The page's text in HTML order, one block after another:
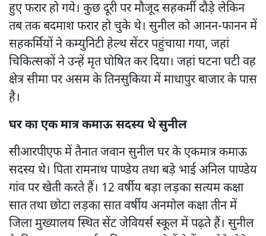
हुए फरार हो गये। कुछ दूरी पर मौजूद सहकर्मी दौड़े लेकिन
तब तक बदमाश फरार हो चुके थे। सुनील को आनन-फानन में
सहकर्मियों ने कम्युनिटी हेल्थ सेंटर पहुंचाया गया, जहां
चिकित्सकों ने उन्हें मृत घोषित कर दिया। जहां घटना घटी वह
क्षेत्र सीमा पर असम के तिनसुकिया में माधापुर बाजार के पास
है।
घर का एक मात्र कमाऊ सदस्य थे सुनील
सीआरपीएफ में तैनात जवान सुनील घर के एकमात्र कमाऊ
सदस्य थे। पिता रामनाथ पाण्डेय तथा बड़े भाई अनिल पाण्डेय
गांव पर खेती करते हैं। 12 वर्षीय बड़ा लड़का सत्यम कक्षा
सात तथा छोटा लड़का सात वर्षीय अनमोल कक्षा तीन में
जिला मुख्यालय स्थित सेंट जेवियर्स स्कूल में पढ़ते हैं। सुनील